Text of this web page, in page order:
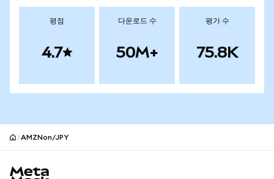
평점
4.7
다운로드 수
50M+
평가 수
75.8K
AMZNon/JPY